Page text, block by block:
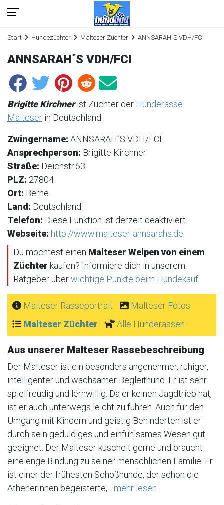
Start Hundezüchter Malteser Züchter ANNSARAH´S VDH/FCI
ANNSARAH´S VDH/FCI
Brigitte Kirchnerist Züchter der Hunderasse
Malteser in Deutschland.
Zwingername: ANNSARAH´S VDH/FCI
Ansprechperson: Brigitte Kirchner
Straße: Deichstr.63
PLZ: 27804
Ort: Berne
Land: Deutschland
Telefon: Diese Funktion ist derzeit deaktiviert.
Webseite: http://www.malteser-annsarahs.de
Du möchtest einen Malteser Welpen von einem
Züchter kaufen? Informiere dich in unserem
Ratgeber überwichtige Punkte beim Hundekauf
Malteser Rasseportrait
Malteser Fotos
Malteser Züchter
Alle Hunderassen
Aus unserer Malteser Rassebeschreibung
Der Malteser ist ein besonders angenehmer, ruhiger,
intelligenter und wachsamer Begleithund. Er ist sehr
spielfreudig und lernwillig. Da er keinen Jagdtrieb hat,
ist er auch unterwegs leicht zu führen. Auch für den
Umgang mit Kindern und geistig Behinderten ist er
durch sein geduldiges und einfühlsames Wesen gut
geeignet. Der Malteser kuschelt gerne und braucht
eine enge Bindung zu seiner menschlichen Familie. Er
ist einer der frühesten Schoßhunde, der schon die
Athenerinnen begeisterte,... mehr lesen